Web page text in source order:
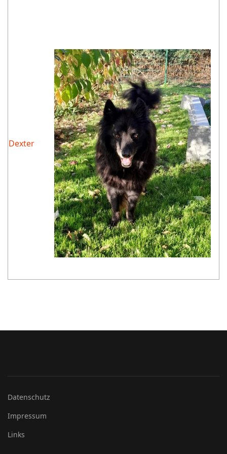
Dexter
Datenschutz
Impressum
Links